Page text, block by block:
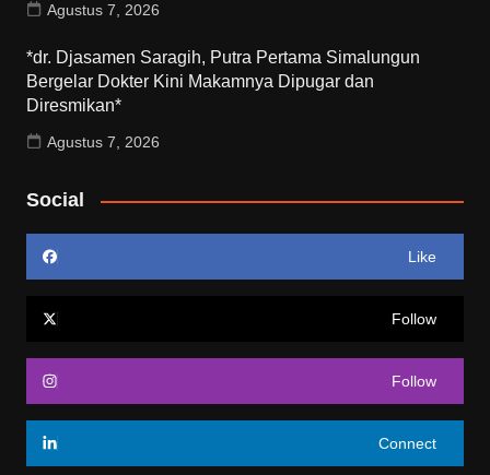
Agustus 7, 2026
*dr. Djasamen Saragih, Putra Pertama Simalungun
Bergelar Dokter Kini Makamnya Dipugar dan
Diresmikan*
Agustus 7, 2026
Social
Like
Follow
Follow
Connect